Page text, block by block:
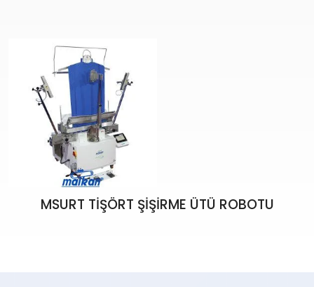
MSURT TİŞÖRT ŞİŞİRME ÜTÜ ROBOTU